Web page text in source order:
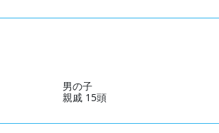
男の子
親戚 15頭